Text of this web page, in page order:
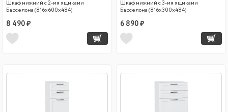
Шкаф нижний с 2-мя ящиками
Барселона (816х600х484)
8 490 ₽
Шкаф нижний с 3-мя ящиками
Барселона (816х300х484)
6 890 ₽